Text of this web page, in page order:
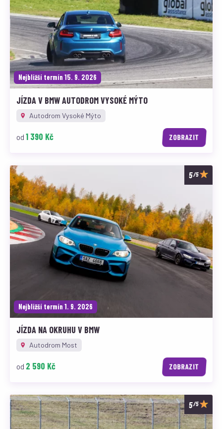
Nejbližší termín 15. 9. 2026
JÍZDA V BMW AUTODROM VYSOKÉ MÝTO
Autodrom Vysoké Mýto
od 1 390 Kč ZOBRAZIT
/5
Nejbližší termín 1. 9. 2026
JÍZDA NA OKRUHU V BMW
Autodrom Most
od 2 590 Kč ZOBRAZIT
/5